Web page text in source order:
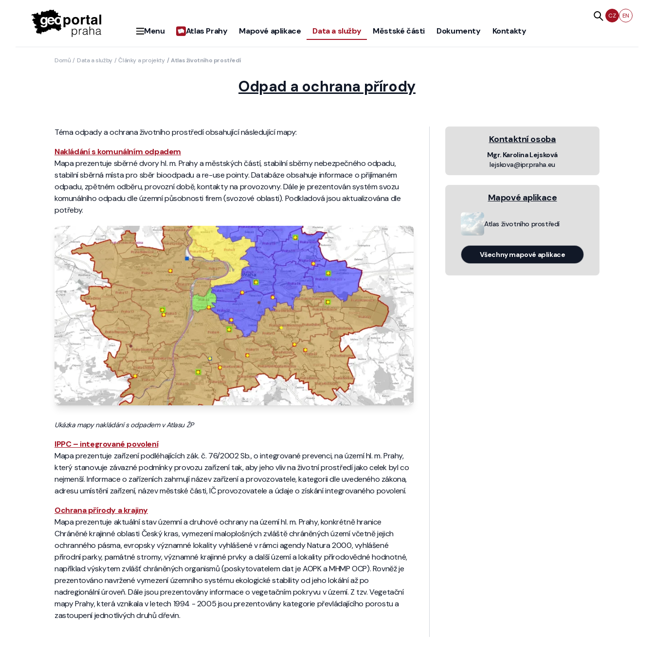
CZ EN
Menu Atlas Prahy Mapové aplikace Data a služby Městské části Dokumenty Kontakty
Domů Data a služby Články a projekty Atlas životního prostředí
Odpad a ochrana přírody
Téma odpady a ochrana životního prostředí obsahující následující mapy:
Nakládání s komunálním odpadem
Mapa prezentuje sběrné dvory hl. m. Prahy a městských částí, stabilní sběrny nebezpečného odpadu,
stabilní sběrná místa pro sběr bioodpadu a re-use pointy. Databáze obsahuje informace o přijímaném
odpadu, zpětném odběru, provozní době, kontakty na provozovny. Dále je prezentován systém svozu
komunálního odpadu dle územní působnosti firem (svozové oblasti). Podkladová jsou aktualizována dle
potřeby.
Ukázka mapy nakládání s odpadem v Atlasu ŽP
IPPC – integrované povolení
Mapa prezentuje zařízení podléhajících zák. č. 76/2002 Sb., o integrované prevenci, na území hl. m. Prahy,
který stanovuje závazné podmínky provozu zařízení tak, aby jeho vliv na životní prostředí jako celek byl co
nejmenší. Informace o zařízeních zahrnují název zařízení a provozovatele, kategorii dle uvedeného zákona,
adresu umístění zařízení, název městské části, IČ provozovatele a údaje o získání integrovaného povolení.
Ochrana přírody a krajiny
Mapa prezentuje aktuální stav územní a druhové ochrany na území hl. m. Prahy, konkrétně hranice
Chráněné krajinné oblasti Český kras, vymezení maloplošných zvláště chráněných území včetně jejich
ochranného pásma, evropsky významné lokality vyhlášené v rámci agendy Natura 2000, vyhlášené
přírodní parky, památné stromy, významné krajinné prvky a další území a lokality přírodovědné hodnotné,
například výskytem zvlášť chráněných organismů (poskytovatelem dat je AOPK a MHMP OCP). Rovněž je
prezentováno navržené vymezení územního systému ekologické stability od jeho lokální až po
nadregionální úroveň. Dále jsou prezentovány informace o vegetačním pokryvu v území. Z tzv. Vegetační
mapy Prahy, která vznikala v letech 1994 - 2005 jsou prezentovány kategorie převládajícího porostu a
zastoupení jednotlivých druhů dřevin.
Kontaktní osoba
Mgr. Karolina Lejsková
lejskova@ipr.praha.eu
Mapové aplikace
Atlas životního prostředí
Všechny mapové aplikace